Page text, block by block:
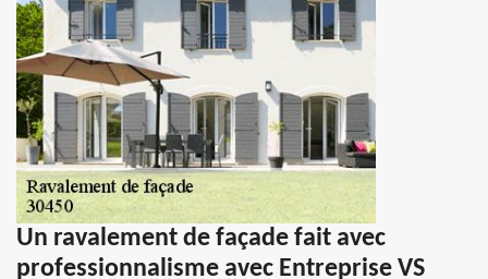
Un ravalement de façade fait avec
professionnalisme avec Entreprise VS